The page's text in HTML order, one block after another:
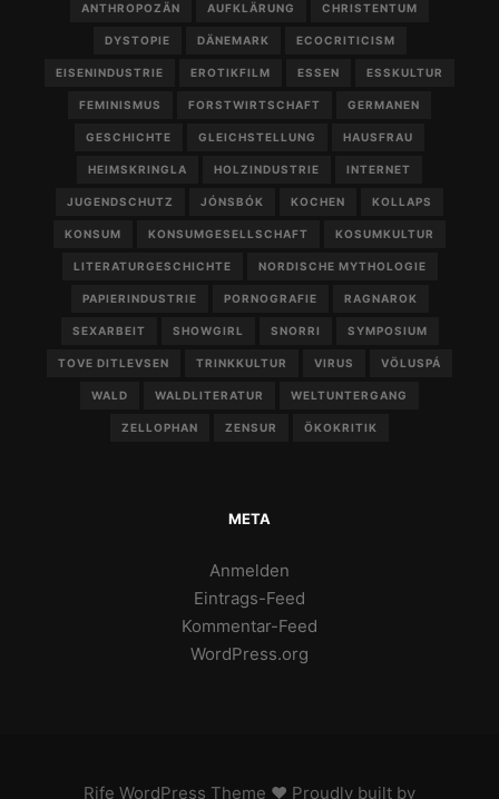
ANTHROPOZÄN AUFKLÄRUNG CHRISTENTUM
DYSTOPIE DÄNEMARK ECOCRITICISM
EISENINDUSTRIE EROTIKFILM ESSEN ESSKULTUR
FEMINISMUS FORSTWIRTSCHAFT GERMANEN
GESCHICHTE GLEICHSTELLUNG HAUSFRAU
HEIMSKRINGLA HOLZINDUSTRIE INTERNET
JUGENDSCHUTZ JÓNSBÓK KOCHEN KOLLAPS
KONSUM KONSUMGESELLSCHAFT KOSUMKULTUR
LITERATURGESCHICHTE NORDISCHE MYTHOLOGIE
PAPIERINDUSTRIE PORNOGRAFIE RAGNAROK
SEXARBEIT SHOWGIRL SNORRI SYMPOSIUM
TOVE DITLEVSEN TRINKKULTUR VIRUS VÖLUSPÁ
WALD WALDLITERATUR WELTUNTERGANG
ZELLOPHAN ZENSUR ÖKOKRITIK
META
Anmelden
Eintrags-Feed
Kommentar-Feed
WordPress.org
Rife WordPress Theme ♥ Proudly built by